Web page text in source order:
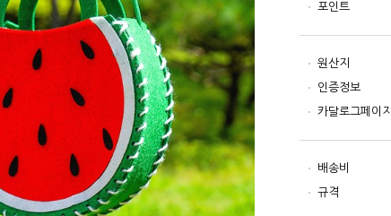
포인트
원산지
인증정보
카달로그페이지
배송비
규격